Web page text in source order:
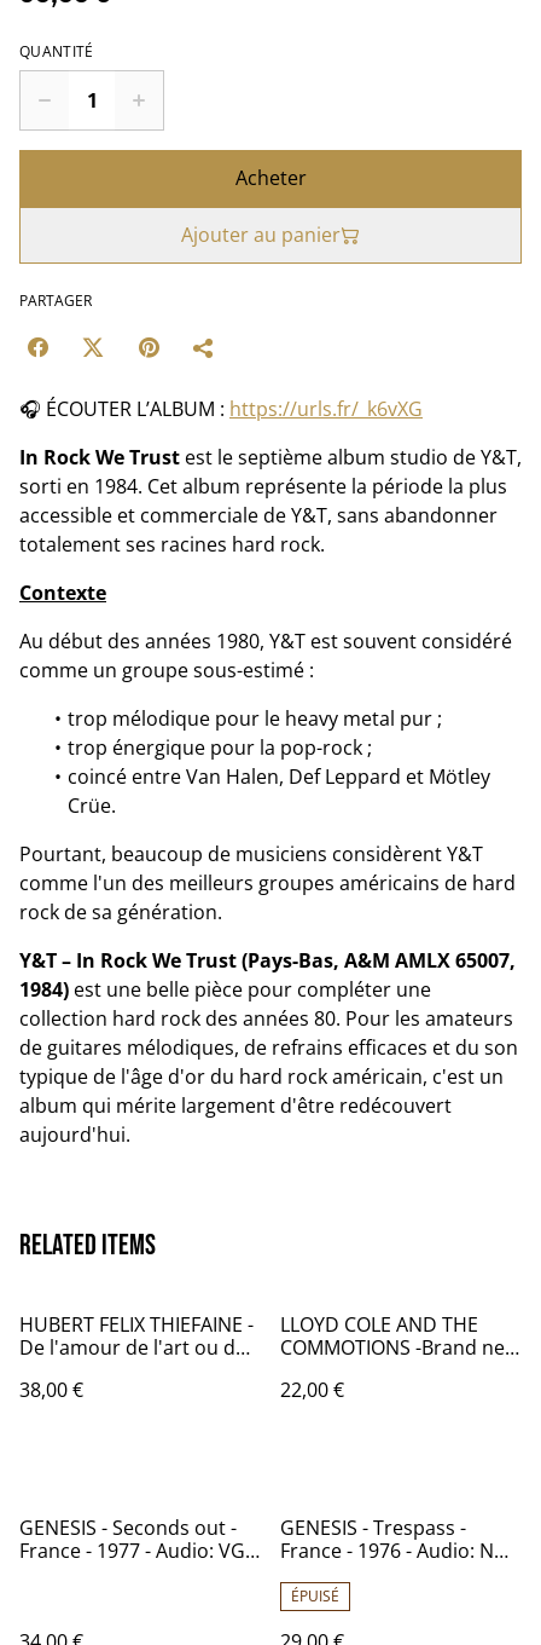
QUANTITÉ
Acheter
Ajouter au panier
PARTAGER
🎧 ÉCOUTER L’ALBUM : https://urls.fr/_k6vXG
In Rock We Trust est le septième album studio de Y&T,
sorti en 1984. Cet album représente la période la plus
accessible et commerciale de Y&T, sans abandonner
totalement ses racines hard rock.
Contexte
Au début des années 1980, Y&T est souvent considéré
comme un groupe sous-estimé :
trop mélodique pour le heavy metal pur ;
trop énergique pour la pop-rock ;
coincé entre Van Halen, Def Leppard et Mötley
Crüe.
Pourtant, beaucoup de musiciens considèrent Y&T
comme l'un des meilleurs groupes américains de hard
rock de sa génération.
Y&T – In Rock We Trust (Pays-Bas, A&M AMLX 65007,
1984) est une belle pièce pour compléter une
collection hard rock des années 80. Pour les amateurs
de guitares mélodiques, de refrains efficaces et du son
typique de l'âge d'or du hard rock américain, c'est un
album qui mérite largement d'être redécouvert
aujourd'hui.
Related items
HUBERT FELIX THIEFAINE -
De l'amour de l'art ou du
Audio: NM / STERNE STE
38,00 €
LLOYD COLE AND THE
COMMOTIONS -Brand new
22,00 €
GENESIS - Seconds out -
France - 1977 - Audio: VG+
GENESIS - Trespass -
France - 1976 - Audio: NM -
ÉPUISÉ